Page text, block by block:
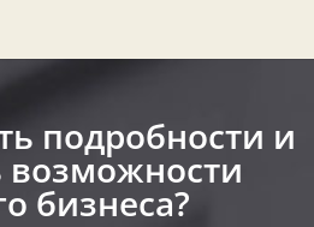
подробности и
возможности
бизнеса?​